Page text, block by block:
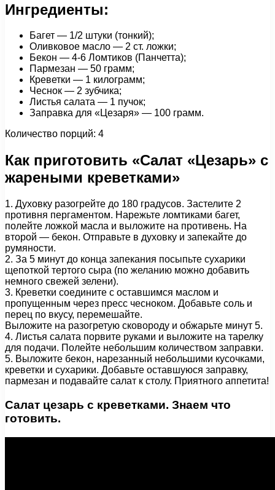
Ингредиенты:
Багет — 1/2 штуки (тонкий);
Оливковое масло — 2 ст. ложки;
Бекон — 4-6 Ломтиков (Панчетта);
Пармезан — 50 грамм;
Креветки — 1 килограмм;
Чеснок — 2 зубчика;
Листья салата — 1 пучок;
Заправка для «Цезаря» — 100 грамм.
Количество порций: 4
Как приготовить «Салат «Цезарь» с
жареными креветками»
1. Духовку разогрейте до 180 градусов. Застелите 2
противня пергаментом. Нарежьте ломтиками багет,
полейте ложкой масла и выложите на противень. На
второй — бекон. Отправьте в духовку и запекайте до
румяности.
2. За 5 минут до конца запекания посыпьте сухарики
щепоткой тертого сыра (по желанию можно добавить
немного свежей зелени).
3. Креветки соедините с оставшимся маслом и
пропущенным через пресс чесноком. Добавьте соль и
перец по вкусу, перемешайте.
Выложите на разогретую сковороду и обжарьте минут 5.
4. Листья салата порвите руками и выложите на тарелку
для подачи. Полейте небольшим количеством заправки.
5. Выложите бекон, нарезанный небольшими кусочками,
креветки и сухарики. Добавьте оставшуюся заправку,
пармезан и подавайте салат к столу. Приятного аппетита!
Салат цезарь с креветками. Знаем что
готовить.